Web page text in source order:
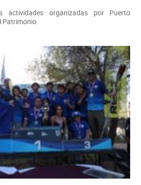
organizadas por Puerto
Patrimonio.